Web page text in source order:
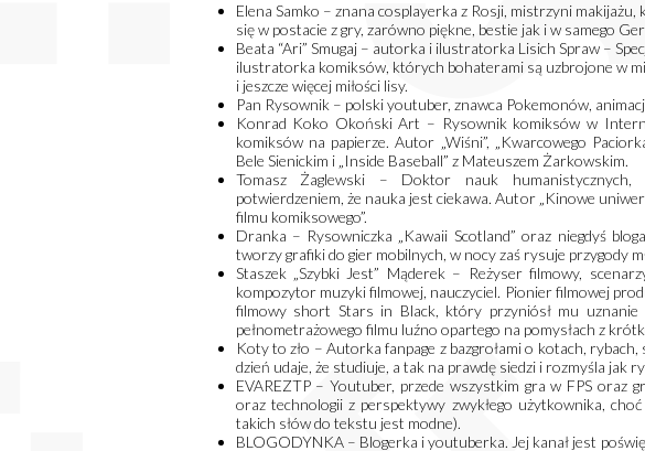
Elena Samko – znana cosplayerka z Rosji, mistrzyni makijażu,
się w postacie z gry, zarówno piękne, bestie jak i w samego
Beata “Ari” Smugaj – autorka i ilustratorka Lisich Spraw –
ilustratorka komiksów, których bohaterami są uzbrojone w
i jeszcze więcej miłości lisy.
Pan Rysownik – polski youtuber, znawca Pokemonów,
Konrad Koko Okoński Art – Rysownik komiksów w
komiksów na papierze. Autor „Wiśni”, „Kwarcowego
Bele Sienickim i „Inside Baseball” z Mateuszem Żarkowskim.
Tomasz Żaglewski – Doktor nauk
potwierdzeniem, że nauka jest ciekawa. Autor „Kinowe
filmu komiksowego”.
Dranka – Rysowniczka „Kawaii Scotland” oraz niegdyś
tworzy grafiki do gier mobilnych, w nocy zaś rysuje przygody
Staszek „Szybki Jest” Mąderek – Reżyser filmowy,
kompozytor muzyki filmowej, nauczyciel. Pionier filmowej
filmowy short Stars in Black, który przyniósł mu uznanie
pełnometrażowego filmu luźno opartego na pomysłach z
Koty to zło – Autorka fanpage z bazgrołami o kotach,
dzień udaje, że studiuje, a tak na prawdę siedzi i rozmyśla jak
EVAREZTP – Youtuber, przede wszystkim gra w FPS oraz
oraz technologii z perspektywy zwykłego użytkownika,
takich słów do tekstu jest modne).
BLOGODYNKA – Blogerka i youtuberka. Jej kanał jest